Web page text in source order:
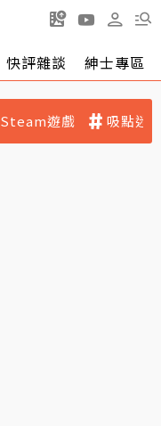
快評雜談 紳士專區
Steam遊戲 吸點迷